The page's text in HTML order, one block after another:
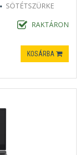
SÖTÉTSZÜRKE
RAKTÁRON
KOSÁRBA